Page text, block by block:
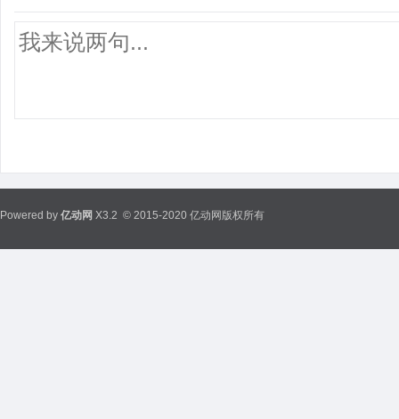
Powered by 亿动网 X3.2 © 2015-2020 亿动网版权所有